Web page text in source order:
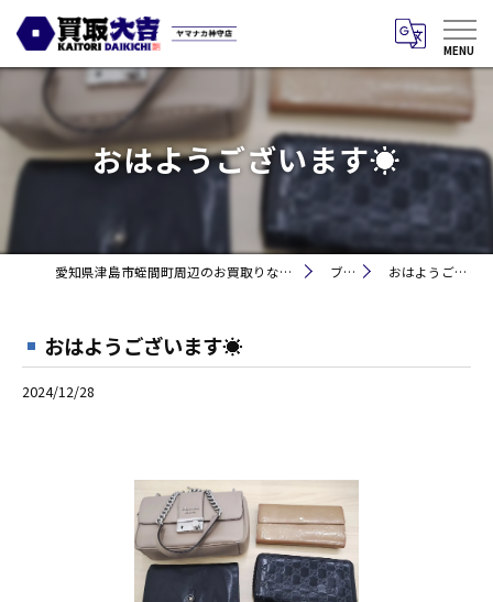
おはようございます☀
愛知県津島市蛭間町周辺のお買取りなら買取大吉 ヤマナカ神守店 ブログ おはようございます☀
おはようございます☀
2024/12/28